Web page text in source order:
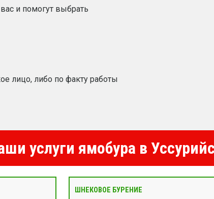
и помогут выбрать
лицо, либо по факту работы
услуги ямобура в
ШНЕКОВОЕ БУРЕНИЕ